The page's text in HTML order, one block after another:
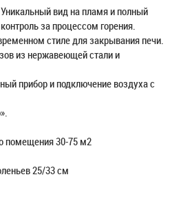
Уникальный вид на пламя и полный
контроль за процессом горения.
стиле для закрывания печи.
из нержавеющей стали и
прибор и подключение воздуха с
помещения 30-75 м2
25/33 см